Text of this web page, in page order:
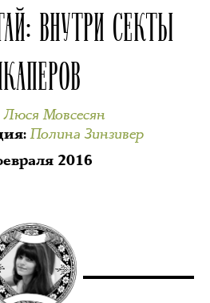
ВНУТРИ СЕКТЫ
Люся Мовсесян
:Полина Зинзивер
2016